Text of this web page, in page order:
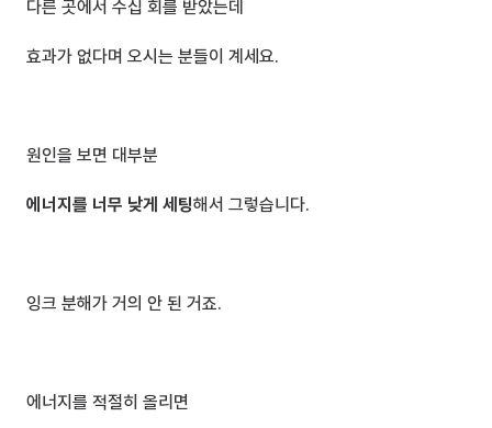
다른 곳에서 수십 회를 받았는데
효과가 없다며 오시는 분들이 계세요.
원인을 보면 대부분
에너지를 너무 낮게 세팅해서 그렇습니다.
잉크 분해가 거의 안 된 거죠.
에너지를 적절히 올리면